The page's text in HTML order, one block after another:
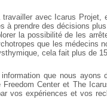
travailler avec Icarus
à prendre des décisions
la possibilité de les
que les médecins
cela fait plus de
que nous
Center et The
vos expériences et vos